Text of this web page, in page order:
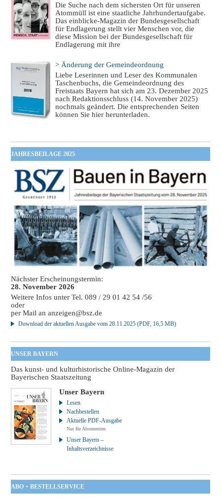
Die Suche nach dem sichersten Ort für unseren
Atommüll ist eine staatliche Jahrhundertaufgabe.
Das einblicke-Magazin der Bundesgesellschaft
für Endlagerung stellt vier Menschen vor, die
diese Mission bei der Bundesgesellschaft für
Endlagerung mit ihre
> Änderung der Gemeindeordnung
Liebe Leserinnen und Leser des Kommunalen
Taschenbuchs, die Gemeindeordnung des
Freistaats Bayern hat sich am 23. Dezember 2025
nach Redaktionsschluss (14. November 2025)
nochmals geändert. Die entsprechenden Seiten
können Sie hier herunterladen.
JAHRESBEILAGE 2025
Nächster Erscheinungstermin:
28. November 2026
Weitere Infos unter Tel. 089 / 29 01 42 54 /56
oder
per Mail ananzeigen@bsz.de
Download der aktuellen Ausgabe vom 28.11.2025 (PDF, 16,5 MB)
UNSER BAYERN
Das kunst- und kulturhistorische Online-Magazin der
Bayerischen Staatszeitung
Unser Bayern
Lesen
Nachbestellen
Aktuelle PDF-Ausgabe
Nur für Abonnenten
Unser Bayern –
Inhaltsverzeichnisse
ABO + BESTELLSERVICE